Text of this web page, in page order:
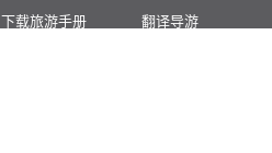
下载旅游手册
翻译导游